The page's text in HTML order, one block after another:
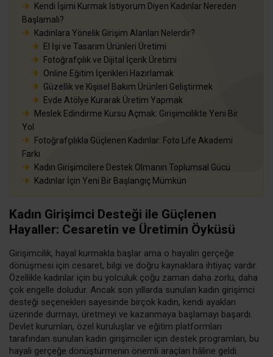
Kendi İşimi Kurmak İstiyorum Diyen Kadınlar Nereden
Başlamalı?
Kadınlara Yönelik Girişim Alanları Nelerdir?
El İşi ve Tasarım Ürünleri Üretimi
Fotoğrafçılık ve Dijital İçerik Üretimi
Online Eğitim İçerikleri Hazırlamak
Güzellik ve Kişisel Bakım Ürünleri Geliştirmek
Evde Atölye Kurarak Üretim Yapmak
Meslek Edindirme Kursu Açmak: Girişimcilikte Yeni Bir
Yol
Fotoğrafçılıkla Güçlenen Kadınlar: Foto Life Akademi
Farkı
Kadın Girişimcilere Destek Olmanın Toplumsal Gücü
Kadınlar İçin Yeni Bir Başlangıç Mümkün
Kadın Girişimci Desteği ile Güçlenen
Hayaller: Cesaretin ve Üretimin Öyküsü
Girişimcilik, hayal kurmakla başlar ama o hayalin gerçeğe
dönüşmesi için cesaret, bilgi ve doğru kaynaklara ihtiyaç vardır.
Özellikle kadınlar için bu yolculuk çoğu zaman daha zorlu, daha
çok engelle doludur. Ancak son yıllarda sunulan kadın girişimci
desteği seçenekleri sayesinde birçok kadın, kendi ayakları
üzerinde durmayı, üretmeyi ve kazanmaya başlamayı başardı.
Devlet kurumları, özel kuruluşlar ve eğitim platformları
tarafından sunulan kadın girişimciler için destek programları, bu
hayali gerçeğe dönüştürmenin önemli araçları hâline geldi.